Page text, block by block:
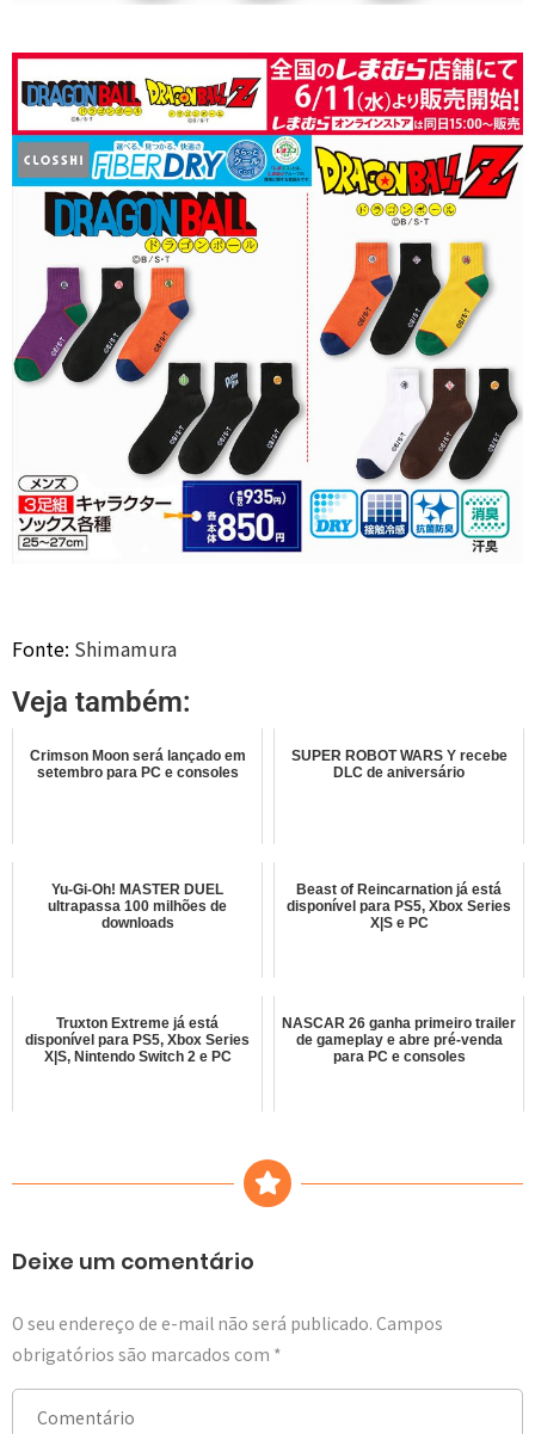
Fonte: Shimamura
Veja também:
Crimson Moon será lançado em
setembro para PC e consoles
SUPER ROBOT WARS Y recebe
DLC de aniversário
Yu-Gi-Oh! MASTER DUEL
ultrapassa 100 milhões de
downloads
Beast of Reincarnation já está
disponível para PS5, Xbox Series
X|S e PC
Truxton Extreme já está
disponível para PS5, Xbox Series
X|S, Nintendo Switch 2 e PC
NASCAR 26 ganha primeiro trailer
de gameplay e abre pré-venda
para PC e consoles
Deixe um comentário
O seu endereço de e-mail não será publicado. Campos
obrigatórios são marcados com *